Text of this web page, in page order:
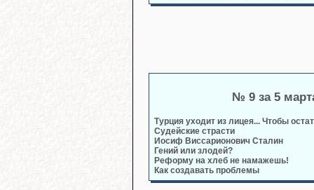
№ 9 за 5
Турция уходит из лицея... Чтобы
Судейские страсти
Иосиф Виссарионович Сталин
Гений или злодей?
Реформу на хлеб не намажешь!
Как создавать проблемы